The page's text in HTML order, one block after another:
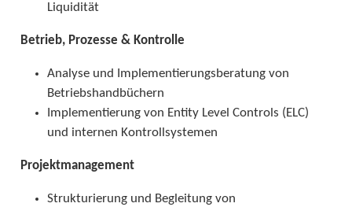
Liquidität
Betrieb, Prozesse & Kontrolle
Analyse und Implementierungsberatung von
Betriebshandbüchern
Implementierung von Entity Level Controls (ELC)
und internen Kontrollsystemen
Projektmanagement
Strukturierung und Begleitung von